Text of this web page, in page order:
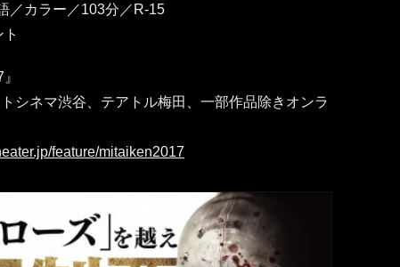
／カラー／103分／R-15
シネマ渋谷、テアトル梅田、一部作品除きオンラ
feature/mitaiken2017